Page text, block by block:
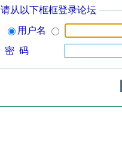
请从以下框框登录论坛
用户名
密 码